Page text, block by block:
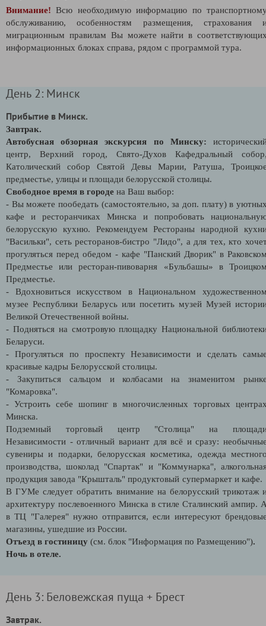
Внимание! Всю необходимую информацию по
обслуживанию, особенностям размещения, страхования
миграционным правилам Вы можете найти в
информационных блоках справа, рядом с программой тура.
День 2: Минск
Прибытие в Минск.
Завтрак.
Автобусная обзорная экскурсия по Минску:
центр, Верхний город, Свято-Духов Кафедральный
Католический собор Святой Девы Марии, Ратуша,
предместье, улицы и площади белорусской столицы.
Свободное время в городе на Ваш выбор:
- Вы можете пообедать (самостоятельно, за доп. плату) в
кафе и ресторанчиках Минска и попробовать
белорусскую кухню. Рекомендуем Рестораны народной
"Васильки", сеть ресторанов-бистро "Лидо", а для тех, кто
прогуляться перед обедом - кафе "Панский Дворик" в
Предместье или ресторан-пивоварня «Бульбашы» в
Предместье.
- Вдохновиться искусством в Национальном
музее Республики Беларусь или посетить музей Музей
Великой Отечественной войны.
- Подняться на смотровую площадку Национальной
Беларуси.
- Прогуляться по проспекту Независимости и сделать
красивые кадры Белорусской столицы.
- Закупиться сальцом и колбасами на знаменитом
"Комаровка".
- Устроить себе шопинг в многочисленных торговых
Минска.
Подземный торговый центр "Столица" на
Независимости - отличный вариант для всё и сразу:
сувениры и подарки, белорусская косметика, одежда
производства, шоколад "Спартак" и "Коммунарка",
продукция завода "Крышталь" продуктовый супермаркет и
В ГУМе следует обратить внимание на белорусский трикотаж
архитектуру послевоенного Минска в стиле Сталинский ампир.
в ТЦ "Галерея" нужно отправится, если интересуют
магазины, ушедшие из России.
Отъезд в гостиницу (см. блок "Информация по Размещению").
Ночь в отеле.
День 3: Беловежская пуща + Брест
Завтрак.